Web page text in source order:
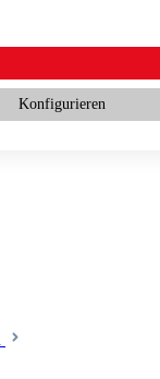
Konfigurieren